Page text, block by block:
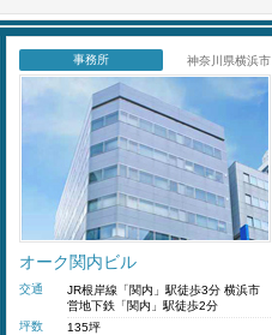
事務所 神奈川県横浜市
オーク関内ビル
交通
JR根岸線「関内」駅徒歩3分 横浜市
営地下鉄「関内」駅徒歩2分
坪数
135坪